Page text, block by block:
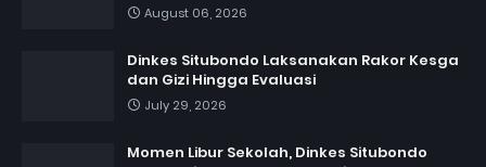
August 06, 2026
Dinkes Situbondo Laksanakan Rakor Kesga
dan Gizi Hingga Evaluasi
July 29, 2026
Momen Libur Sekolah, Dinkes Situbondo